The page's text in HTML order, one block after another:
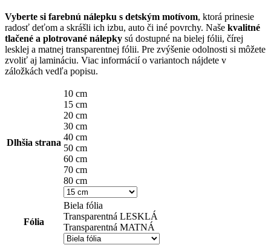
Vyberte si farebnú nálepku s detským motívom, ktorá prinesie
radosť deťom a skrášli ich izbu, auto či iné povrchy. Naše kvalitné
tlačené a plotrované nálepky sú dostupné na bielej fólii, čírej
lesklej a matnej transparentnej fólii. Pre zvýšenie odolnosti si môžete
zvoliť aj lamináciu. Viac informácií o variantoch nájdete v
záložkách vedľa popisu.
Dlhšia strana
10 cm
15 cm
20 cm
30 cm
40 cm
50 cm
60 cm
70 cm
80 cm
Fólia
Biela fólia
Transparentná LESKLÁ
Transparentná MATNÁ